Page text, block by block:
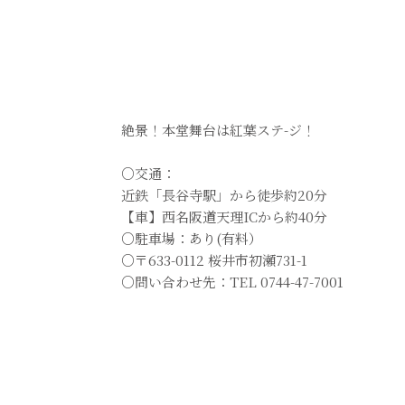
絶景！本堂舞台は紅葉ステ-ジ！
○交通：
近鉄「長谷寺駅」から徒歩約20分
【車】西名阪道天理ICから約40分
○駐車場：あり(有料）
○〒633-0112 桜井市初瀬731-1
○問い合わせ先：TEL 0744-47-7001